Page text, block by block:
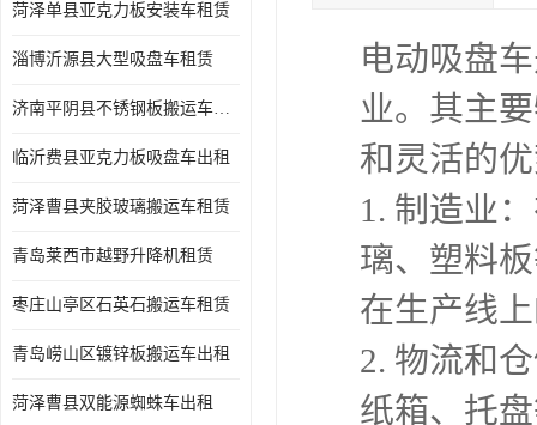
菏泽单县亚克力板安装车租赁
淄博沂源县大型吸盘车租赁
济南平阴县不锈钢板搬运车出租
临沂费县亚克力板吸盘车出租
菏泽曹县夹胶玻璃搬运车租赁
青岛莱西市越野升降机租赁
枣庄山亭区石英石搬运车租赁
青岛崂山区镀锌板搬运车出租
菏泽曹县双能源蜘蛛车出租
电动吸盘
业。其主
和灵活的
1. 制造业
璃、塑料
在生产线
2. 物流和
纸箱、托